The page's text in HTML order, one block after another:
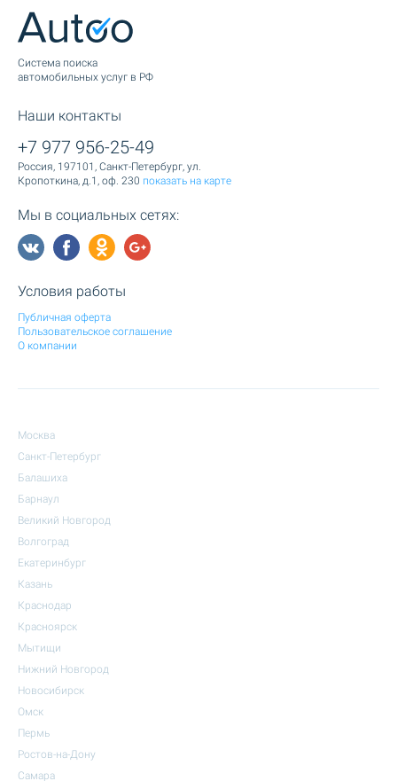
Cистема поиска
автомобильных услуг в РФ
Наши контакты
+7 977 956-25-49
Россия, 197101, Санкт-Петербург, ул.
Кропоткина, д.1, оф. 230 показать на карте
Мы в социальных сетях:
Условия работы
Публичная оферта
Пользовательское соглашение
О компании
Москва
Санкт-Петербург
Балашиха
Барнаул
Великий Новгород
Волгоград
Екатеринбург
Казань
Краснодар
Красноярск
Мытищи
Нижний Новгород
Новосибирск
Омск
Пермь
Ростов-на-Дону
Самара